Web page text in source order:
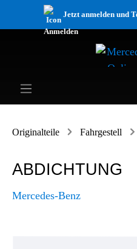
Jetzt anmelden und
Originalteile Fahrgestell
ABDICHTUNG
Mercedes-Benz